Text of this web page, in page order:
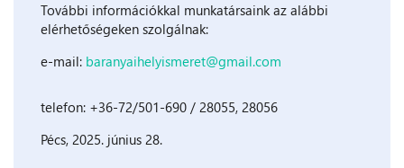
További információkkal munkatársaink az alábbi
elérhetőségeken szolgálnak:
e-mail: baranyaihelyismeret@gmail.com
telefon: +36-72/501-690 / 28055, 28056
Pécs, 2025. június 28.